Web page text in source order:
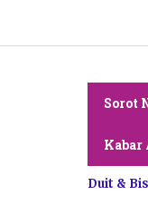
konten
Sorot
Kabar
Duit &